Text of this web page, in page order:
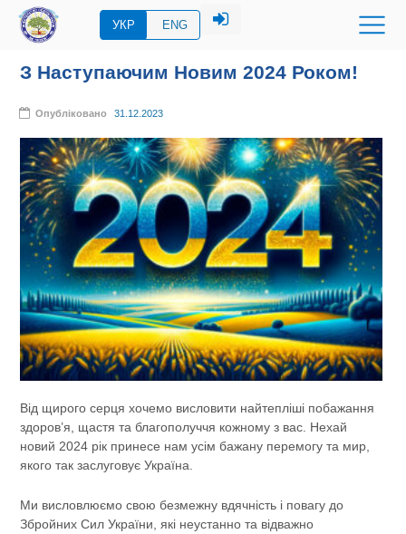
УКР ENG
З Наступаючим Новим 2024 Роком!
Опубліковано 31.12.2023
Від щирого серця хочемо висловити найтепліші побажання
здоров’я, щастя та благополуччя кожному з вас. Нехай
новий 2024 рік принесе нам усім бажану перемогу та мир,
якого так заслуговує Україна.
Ми висловлюємо свою безмежну вдячність і повагу до
Збройних Сил України, які неустанно та відважно